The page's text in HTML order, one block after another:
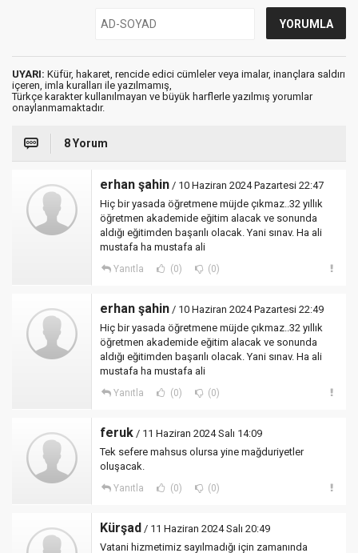
UYARI: Küfür, hakaret, rencide edici cümleler veya imalar, inançlara saldırı
içeren, imla kuralları ile yazılmamış,
Türkçe karakter kullanılmayan ve büyük harflerle yazılmış yorumlar
onaylanmamaktadır.
8 Yorum
erhan şahin / 10 Haziran 2024 Pazartesi 22:47
Hiç bir yasada öğretmene müjde çıkmaz..32 yıllık
öğretmen akademide eğitim alacak ve sonunda
aldığı eğitimden başarılı olacak. Yani sınav. Ha ali
mustafa ha mustafa ali
Yanıtla (0) (0)
erhan şahin / 10 Haziran 2024 Pazartesi 22:49
Hiç bir yasada öğretmene müjde çıkmaz..32 yıllık
öğretmen akademide eğitim alacak ve sonunda
aldığı eğitimden başarılı olacak. Yani sınav. Ha ali
mustafa ha mustafa ali
Yanıtla (0) (0)
feruk / 11 Haziran 2024 Salı 14:09
Tek sefere mahsus olursa yine mağduriyetler
oluşacak.
Yanıtla (0) (0)
Kürşad / 11 Haziran 2024 Salı 20:49
Vatani hizmetimiz sayılmadığı için zamanında